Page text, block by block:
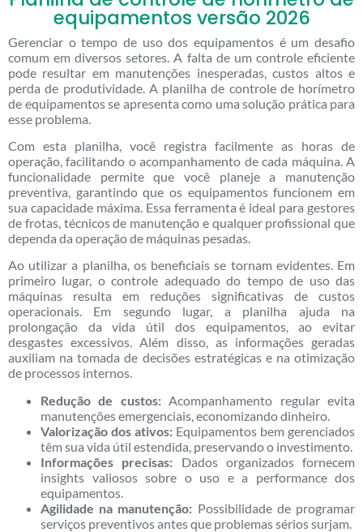
equipamentos versão 2026
Gerenciar o tempo de uso dos equipamentos é um desafio
comum em diversos setores. A falta de um controle eficiente
pode resultar em manutenções inesperadas, custos altos e
perda de produtividade. A planilha de controle de horímetro
de equipamentos se apresenta como uma solução prática para
esse problema.
Com esta planilha, você registra facilmente as horas de
operação, facilitando o acompanhamento de cada máquina. A
funcionalidade permite que você planeje a manutenção
preventiva, garantindo que os equipamentos funcionem em
sua capacidade máxima. Essa ferramenta é ideal para gestores
de frotas, técnicos de manutenção e qualquer profissional que
dependa da operação de máquinas pesadas.
Ao utilizar a planilha, os beneficiais se tornam evidentes. Em
primeiro lugar, o controle adequado do tempo de uso das
máquinas resulta em reduções significativas de custos
operacionais. Em segundo lugar, a planilha ajuda na
prolongação da vida útil dos equipamentos, ao evitar
desgastes excessivos. Além disso, as informações geradas
auxiliam na tomada de decisões estratégicas e na otimização
de processos internos.
Redução de custos:Acompanhamento regular evita
manutenções emergenciais, economizando dinheiro.
Valorização dos ativos: Equipamentos bem gerenciados
têm sua vida útil estendida, preservando o investimento.
Informações precisas: Dados organizados fornecem
insights valiosos sobre o uso e a performance dos
equipamentos.
Agilidade na manutenção: Possibilidade de programar
serviços preventivos antes que problemas sérios surjam.